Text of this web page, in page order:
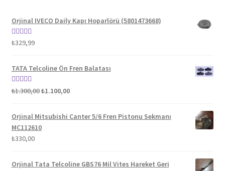
Orjinal IVECO Daily Kapı Hoparlörü (5801473668)
5 üzerinden
₺329,99
TATA Telcoline Ön Fren Balatası
5 üzerinden
₺1.300,00Orijinal
₺1.300,00.
₺1.100,00Şu
fiyat:
Orjinal Mitsubishi Canter 5/6 Fren Pistonu Sekmanı
MC112610
₺330,00
Orjinal Tata Telcoline GBS76 Mil Vites Hareket Geri